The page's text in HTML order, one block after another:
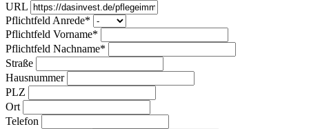
URL
Pflichtfeld Anrede*
Pflichtfeld Vorname*
Pflichtfeld Nachname*
Straße
Hausnummer
PLZ
Ort
Telefon